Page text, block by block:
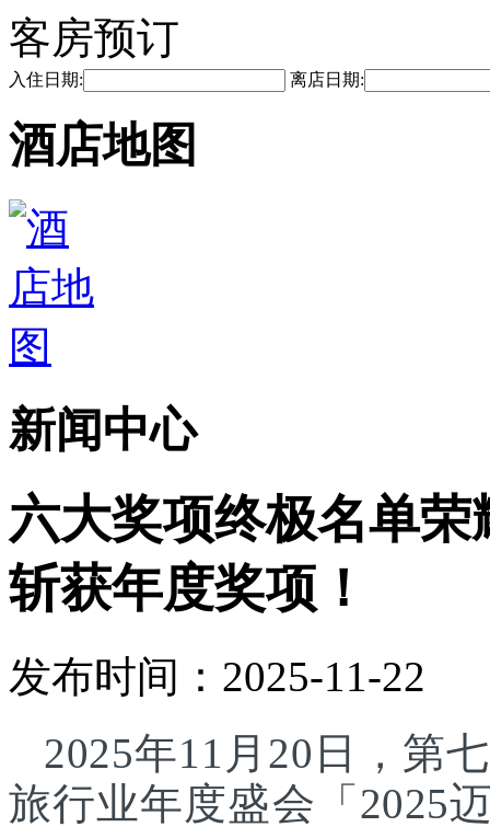
客房预订
入住日期: 离店日期:
酒店地图
新闻中心
六大奖项终极名单
斩获年度奖项！
发布时间：2025-11-22
2025年11月20日，第
旅行业年度盛会「2025